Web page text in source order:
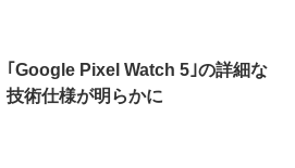
｢Google Pixel Watch 5｣の詳細な
技術仕様が明らかに